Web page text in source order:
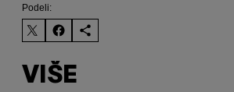
Podeli:
VIŠE